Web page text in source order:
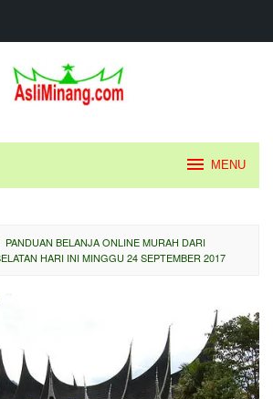
MENU
PANDUAN BELANJA ONLINE MURAH DARI
HARI INI MINGGU 24 SEPTEMBER 2017